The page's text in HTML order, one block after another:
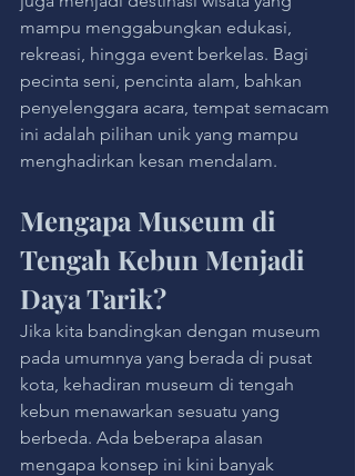
mampu menggabungkan edukasi,
rekreasi, hingga event berkelas. Bagi
pecinta seni, pencinta alam, bahkan
penyelenggara acara, tempat semacam
ini adalah pilihan unik yang mampu
menghadirkan kesan mendalam.
Mengapa Museum di
Tengah Kebun Menjadi
Daya Tarik?
Jika kita bandingkan dengan museum
pada umumnya yang berada di pusat
kota, kehadiran museum di tengah
kebun menawarkan sesuatu yang
berbeda. Ada beberapa alasan
mengapa konsep ini kini banyak